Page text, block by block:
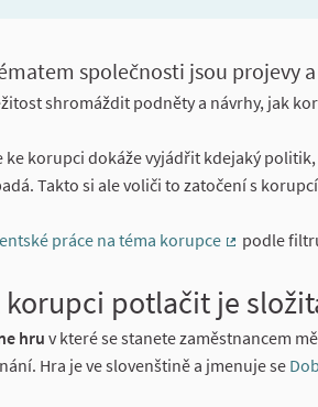
process
společnosti jsou projevy
shromáždit podněty a návrhy, jak
ke korupci dokáže vyjádřit kdejaký
Takto si ale voliči to zatočení s
práce na téma korupce
podle
korupci potlačit je
hru v které se stanete zaměstnancem
Hra je ve slovenštině a jmenuje se